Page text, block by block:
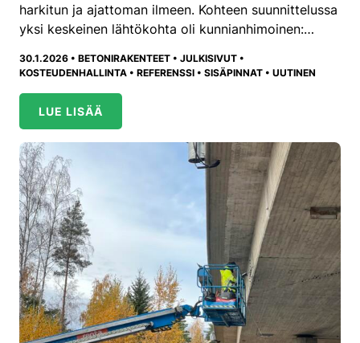
harkitun ja ajattoman ilmeen. Kohteen suunnittelussa
yksi keskeinen lähtökohta oli kunnianhimoinen:…
30.1.2026 • BETONIRAKENTEET • JULKISIVUT •
KOSTEUDENHALLINTA • REFERENSSI • SISÄPINNAT • UUTINEN
LUE LISÄÄ